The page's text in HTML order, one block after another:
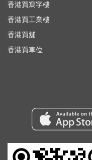
香港買寫字樓
香港買工業樓
香港買舖
香港買車位